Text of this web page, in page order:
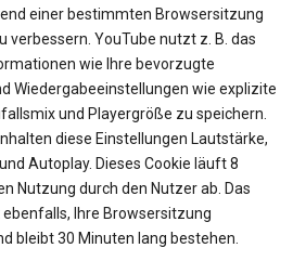
einer bestimmten Browsersitzung
verbessern. YouTube nutzt z. B. das
wie Ihre bevorzugte
Wiedergabeeinstellungen wie explizite
und Playergröße zu speichern.
diese Einstellungen Lautstärke,
Autoplay. Dieses Cookie läuft 8
Nutzung durch den Nutzer ab. Das
ebenfalls, Ihre Browsersitzung
bleibt 30 Minuten lang bestehen.